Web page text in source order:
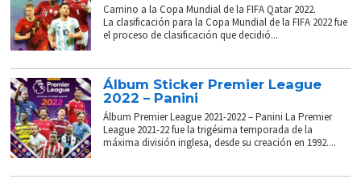
Camino a la Copa Mundial de la FIFA Qatar 2022.
La clasificación para la Copa Mundial de la FIFA 2022 fue
el proceso de clasificación que decidió...
Álbum Sticker Premier League
2022 – Panini
Álbum Premier League 2021-2022 – Panini La Premier
League 2021-22 fue la trigésima temporada de la
máxima división inglesa, desde su creación en 1992....